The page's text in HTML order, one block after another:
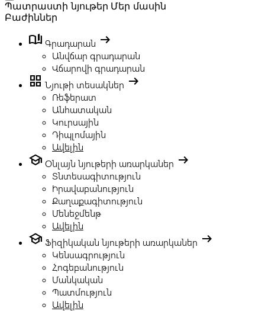
Պատրաստի նյութեր Մեր մասին
Բաժիններ
book_ribbon Գրադարան arrow_right_alt
Անվճար գրադարան
Վճարովի գրադարան
grid_view Նյութի տեսակներ arrow_right_alt
Ռեֆերատ
Անհատական
Կուրսային
Դիպլոմային
Ավելին
school Օնլայն նյութերի առարկաներ arrow_right_alt
Տնտեսագիտություն
Իրավաբանություն
Քաղաքագիտություն
Մենեջմենթ
Ավելին
school Ֆիզիկական նյութերի առարկաներ arrow_right_alt
Կենսագրություն
Հոգեբանություն
Մանկական
Պատմություն
Ավելին